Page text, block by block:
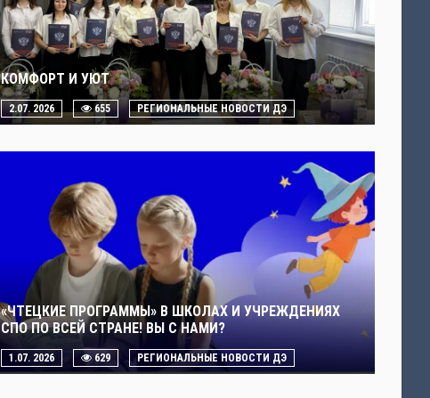
КОМФОРТ И УЮТ
2.07. 2026 655 РЕГИОНАЛЬНЫЕ НОВОСТИ ДЭ
«ЧТЕЦКИЕ ПРОГРАММЫ» В ШКОЛАХ И УЧРЕЖДЕНИЯХ
СПО ПО ВСЕЙ СТРАНЕ! ВЫ С НАМИ?
1.07. 2026 629 РЕГИОНАЛЬНЫЕ НОВОСТИ ДЭ